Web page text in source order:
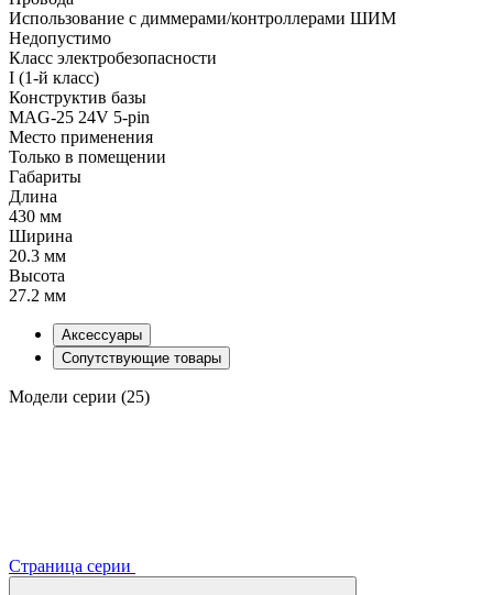
Использование с диммерами/контроллерами ШИМ
Недопустимо
Класс электробезопасности
I (1-й класс)
Конструктив базы
MAG-25 24V 5-pin
Место применения
Только в помещении
Габариты
Длина
430 мм
Ширина
20.3 мм
Высота
27.2 мм
Аксессуары
Сопутствующие товары
Модели серии (25)
Страница серии